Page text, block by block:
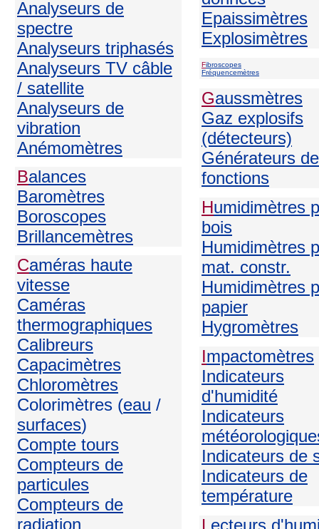
Analyseurs de
spectre
Analyseurs triphasés
Analyseurs TV câble
/ satellite
Analyseurs de
vibration
Anémomètres
Balances
Baromètres
Boroscopes
Brillancemètres
Caméras haute
vitesse
Caméras
thermographiques
Calibreurs
Capacimètres
Chloromètres
Colorimètres (eau /
surfaces)
Compte tours
Compteurs de
particules
Compteurs de
radiation
Epaissimètres
Explosimètres
Fibroscopes
Fréquencemètres
Gaussmètres
Gaz explosifs
(détecteurs)
Générateurs de
fonctions
Humidimètres
bois
Humidimètres
mat. constr.
Humidimètres
papier
Hygromètres
Impactomètres
Indicateurs
d'humidité
Indicateurs
Indicateurs de
Indicateurs de
température
L ecteurs